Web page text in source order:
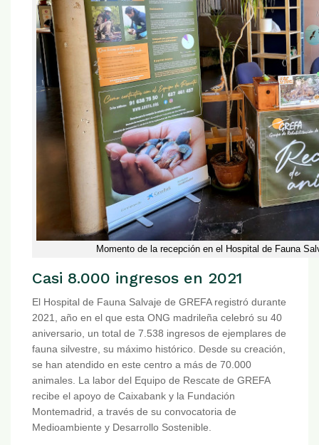
Momento de la recepción en el Hospital de Fauna
Casi 8.000 ingresos en 2021
El Hospital de Fauna Salvaje de GREFA registró durante
2021, año en el que esta ONG madrileña celebró su 40
aniversario, un total de 7.538 ingresos de ejemplares de
fauna silvestre, su máximo histórico. Desde su creación,
se han atendido en este centro a más de 70.000
animales. La labor del Equipo de Rescate de GREFA
recibe el apoyo de Caixabank y la Fundación
Montemadrid, a través de su convocatoria de
Medioambiente y Desarrollo Sostenible.